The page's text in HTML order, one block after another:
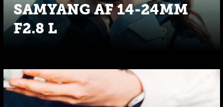
SAMYANG AF 14-24MM
F2.8 L